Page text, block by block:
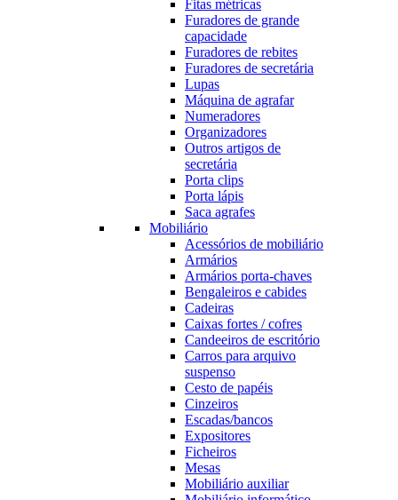
Fitas métricas
Furadores de grande
capacidade
Furadores de rebites
Furadores de secretária
Lupas
Máquina de agrafar
Numeradores
Organizadores
Outros artigos de
secretária
Porta clips
Porta lápis
Saca agrafes
Mobiliário
Acessórios de mobiliário
Armários
Armários porta-chaves
Bengaleiros e cabides
Cadeiras
Caixas fortes / cofres
Candeeiros de escritório
Carros para arquivo
suspenso
Cesto de papéis
Cinzeiros
Escadas/bancos
Expositores
Ficheiros
Mesas
Mobiliário auxiliar